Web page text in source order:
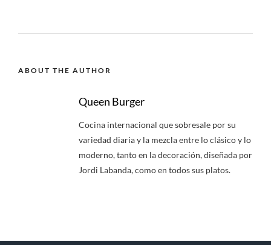
ABOUT THE AUTHOR
Queen Burger
Cocina internacional que sobresale por su
variedad diaria y la mezcla entre lo clásico y lo
moderno, tanto en la decoración, diseñada por
Jordi Labanda, como en todos sus platos.